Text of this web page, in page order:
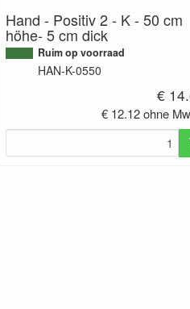
Hand - Positiv 2 - K - 50 cm
höhe- 5 cm dick
Ruim op voorraad
HAN-K-0550
€
€ 12.12 ohne